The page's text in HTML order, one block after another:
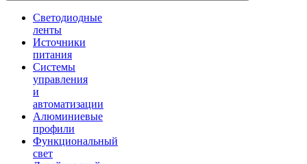
Светодиодные
ленты
Источники
питания
Системы
управления
и
автоматизации
Алюминиевые
профили
Функциональный
свет